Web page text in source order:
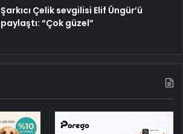
Şarkıcı Çelik sevgilisi Elif Üngür’ü
paylaştı: “Çok güzel”